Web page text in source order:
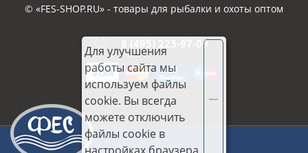
© «FES-SHOP.RU» - товары для рыбалки и охоты оптом
8 (495) 223-97-09
Для улучшения
работы сайта мы
используем файлы
cookie. Вы всегда
можете отключить
файлы cookie в
Хорошо